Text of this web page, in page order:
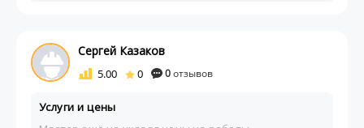
Сергей Казаков
5.00 0 0отзывов
Услуги и цены